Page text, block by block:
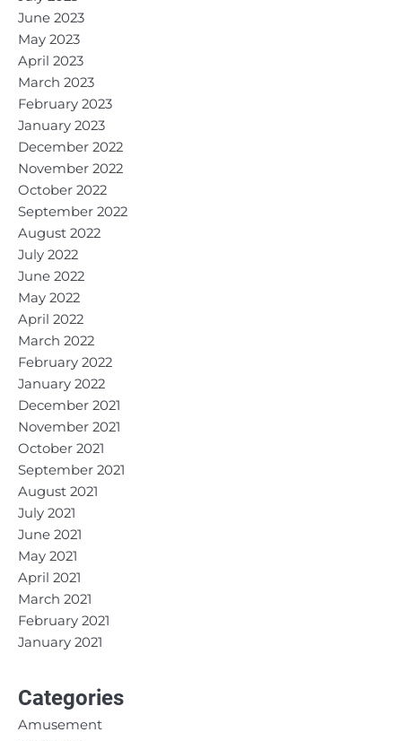
June 2023
May 2023
April 2023
March 2023
February 2023
January 2023
December 2022
November 2022
October 2022
September 2022
August 2022
July 2022
June 2022
May 2022
April 2022
March 2022
February 2022
January 2022
December 2021
November 2021
October 2021
September 2021
August 2021
July 2021
June 2021
May 2021
April 2021
March 2021
February 2021
January 2021
Categories
Amusement